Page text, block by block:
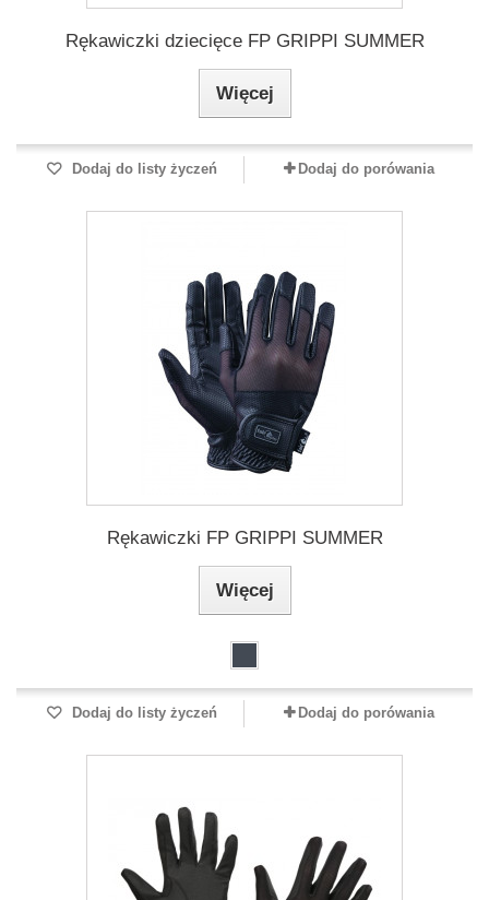
Rękawiczki dziecięce FP GRIPPI SUMMER
Więcej
Dodaj do listy życzeń Dodaj do porówania
Rękawiczki FP GRIPPI SUMMER
Więcej
Dodaj do listy życzeń Dodaj do porówania